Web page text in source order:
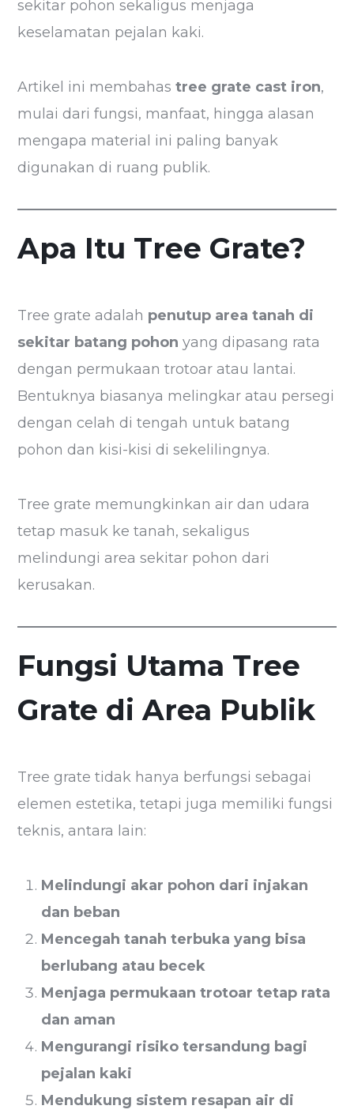
sekitar pohon sekaligus menjaga
keselamatan pejalan kaki.
Artikel ini membahastree grate cast iron,
mulai dari fungsi, manfaat, hingga alasan
mengapa material ini paling banyak
digunakan di ruang publik.
Apa Itu Tree Grate?
Tree grate adalah penutup area tanah di
sekitar batang pohon yang dipasang rata
dengan permukaan trotoar atau lantai.
Bentuknya biasanya melingkar atau persegi
dengan celah di tengah untuk batang
pohon dan kisi-kisi di sekelilingnya.
Tree grate memungkinkan air dan udara
tetap masuk ke tanah, sekaligus
melindungi area sekitar pohon dari
kerusakan.
Fungsi Utama Tree
Grate di Area Publik
Tree grate tidak hanya berfungsi sebagai
elemen estetika, tetapi juga memiliki fungsi
teknis, antara lain:
Melindungi akar pohon dari injakan
dan beban
Mencegah tanah terbuka yang bisa
berlubang atau becek
Menjaga permukaan trotoar tetap rata
dan aman
Mengurangi risiko tersandung bagi
pejalan kaki
Mendukung sistem resapan air di